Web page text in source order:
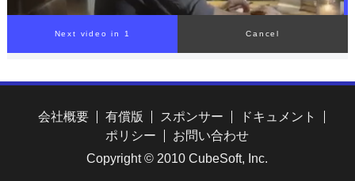
Next video in 1 Cancel
会社概要 有償版 スポンサー
ドキュメント
ポリシー
お問い合わせ
Copyright © 2010 CubeSoft, Inc.